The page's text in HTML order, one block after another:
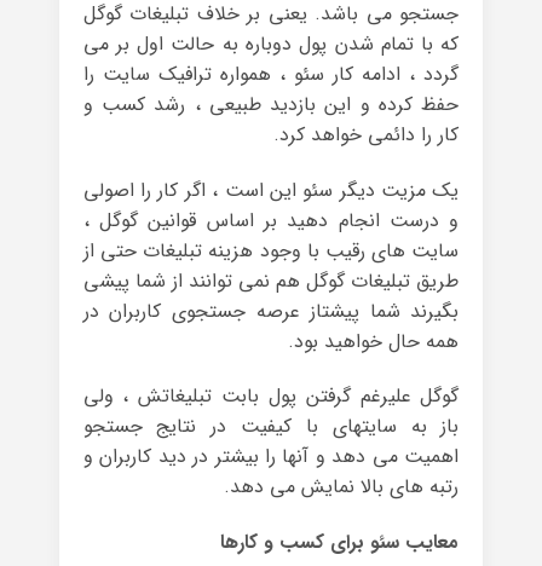
جستجو می باشد. یعنی بر خلاف تبلیغات گوگل
که با تمام شدن پول دوباره به حالت اول بر می
گردد ، ادامه کار سئو ، همواره ترافیک سایت را
حفظ کرده و این بازدید طبیعی ، رشد کسب و
کار را دائمی خواهد کرد.
یک مزیت دیگر سئو این است ، اگر کار را اصولی
و درست انجام دهید بر اساس قوانین گوگل ،
سایت های رقیب با وجود هزینه تبلیغات حتی از
طریق تبلیغات گوگل هم نمی توانند از شما پیشی
بگیرند شما پیشتاز عرصه جستجوی کاربران در
همه حال خواهید بود.
گوگل علیرغم گرفتن پول بابت تبلیغاتش ، ولی
باز به سایتهای با کیفیت در نتایج جستجو
اهمیت می دهد و آنها را بیشتر در دید کاربران و
رتبه های بالا نمایش می دهد.
معایب سئو برای کسب و کارها